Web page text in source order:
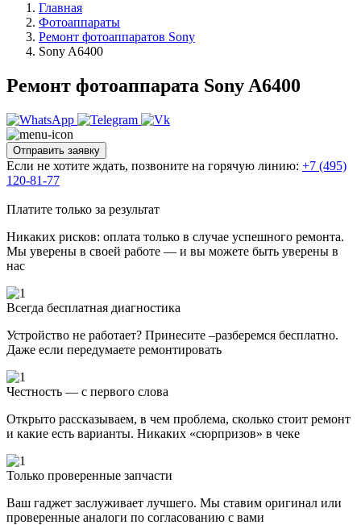
Главная
Фотоаппараты
Ремонт фотоаппаратов Sony
Sony A6400
Ремонт фотоаппарата Sony A6400
Отправить заявку
Если не хотите ждать, позвоните на горячую линию: +7 (495)
120-81-77
Платите только за результат
Никаких рисков: оплата только в случае успешного ремонта.
Мы уверены в своей работе — и вы можете быть уверены в
нас
Всегда бесплатная диагностика
Устройство не работает? Принесите –разберемся бесплатно.
Даже если передумаете ремонтировать
Честность — с первого слова
Открыто рассказываем, в чем проблема, сколько стоит ремонт
и какие есть варианты. Никаких «сюрпризов» в чеке
Только проверенные запчасти
Ваш гаджет заслуживает лучшего. Мы ставим оригинал или
проверенные аналоги по согласованию с вами